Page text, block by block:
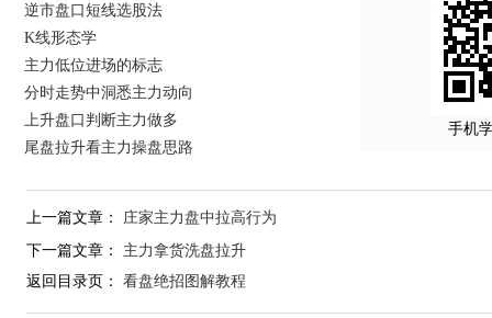
逆市盘口短线选股法
K线形态学
主力低位进场的标志
分时走势中洞悉主力动向
上升盘口判断主力做多
尾盘拉升看主力操盘思路
手机
上一篇文章： 庄家主力盘中拉高行为
下一篇文章： 主力拿货洗盘拉升
返回目录页： 看盘绝招图解教程